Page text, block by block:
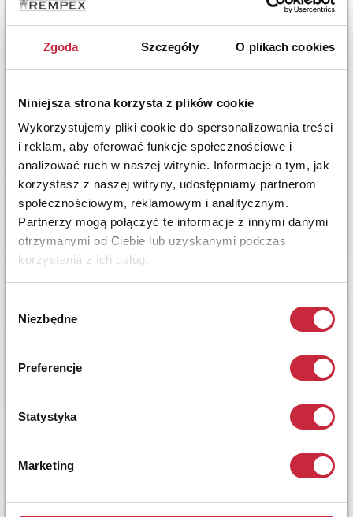
Zgoda Szczegóły O plikach cookies
Niniejsza strona korzysta z plików cookie
Wykorzystujemy pliki cookie do spersonalizowania treści
i reklam, aby oferować funkcje społecznościowe i
analizować ruch w naszej witrynie. Informacje o tym, jak
korzystasz z naszej witryny, udostępniamy partnerom
społecznościowym, reklamowym i analitycznym.
Partnerzy mogą połączyć te informacje z innymi danymi
otrzymanymi od Ciebie lub uzyskanymi podczas
korzystania z ich usług.
zgody
Niezbędne
Preferencje
Statystyka
Marketing